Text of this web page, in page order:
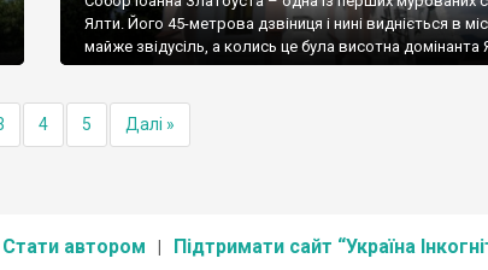
Ялти. Його 45-метрова дзвіниця і нині видніється в
майже звідусіль, а колись це була висотна домінанта
4 5 Далі »
Стати автором Підтримати сайт “Україна